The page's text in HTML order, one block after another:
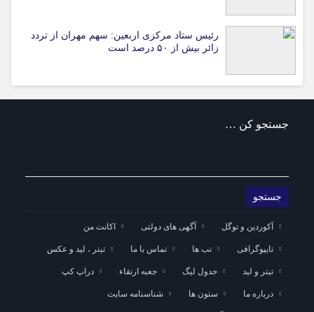
رئیس ستاد مرکزی اربعین: سهم مهران از تردد
زائر بیش از ۵۰ درصد است
جستجو کن …
آکوردین و توگل آگهی های دولتی اکانت من
تایپوگرافی تب ها تماس با ما تیتر ، لید و عکس
تیتر و لید جدول لیگ جعبه ارتقاء دراپ کپ
درباره ما ستون ها شناسنامه سایت